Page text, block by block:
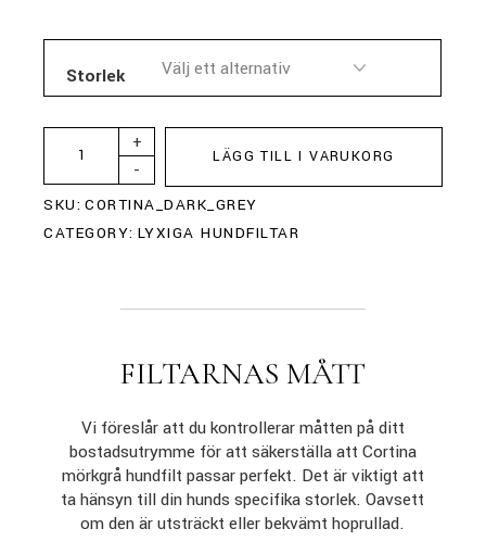
Storlek
-
+
LÄGG TILL I VARUKORG
SKU: CORTINA_DARK_GREY
CATEGORY: LYXIGA HUNDFILTAR
FILTARNAS MÅTT
Vi föreslår att du kontrollerar måtten på ditt
bostadsutrymme för att säkerställa att Cortina
mörkgrå hundfilt passar perfekt. Det är viktigt att
ta hänsyn till din hunds specifika storlek. Oavsett
om den är utsträckt eller bekvämt hoprullad.